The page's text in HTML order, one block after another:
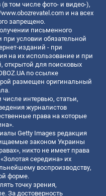
том числе фото- и видео-),
и на всех
запрещено.
письменного
условии обязательной
изданий - при
на их использование и при
открытой для поисковых
по ссылке
размещен оригинальный
интервью, статьи,
журналистов
права на которые
Getty Images редакция
законом Украины
никто не имеет права
середина» их
воспроизводству,
форме.
точку зрения,
За достоверность